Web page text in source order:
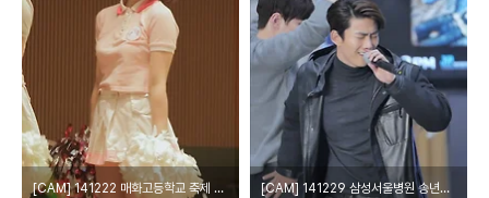
[CAM] 141222 매화고등학교 축제 - 칠학년일반 by W [CAM] 141229 삼성서울병원 송년음악회 - 2pm by epoxy